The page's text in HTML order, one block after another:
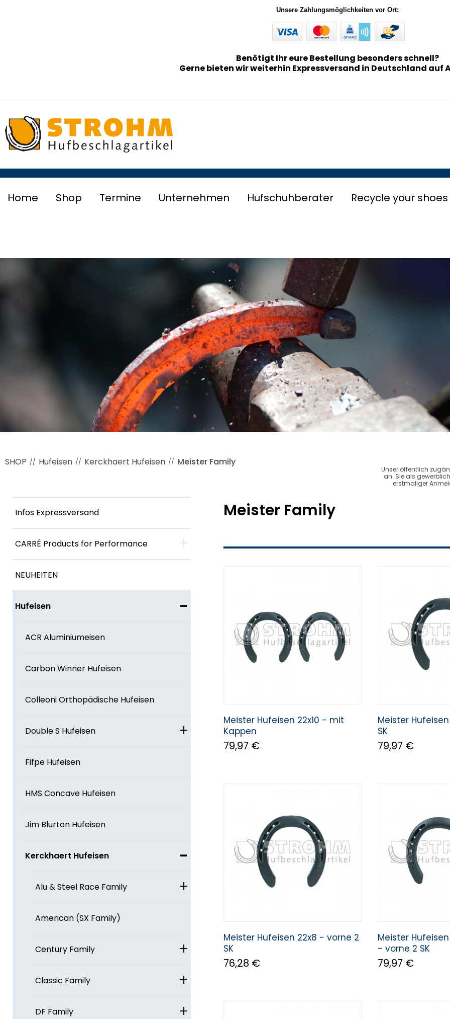
Unsere Zahlungsmöglichkeiten vor Ort:
Benötigt Ihr eure Bestellung besonders schnell?
Gerne bieten wir weiterhin Expressversand in Deutschland auf
Home Shop Termine Unternehmen Hufschuhberater Recycle your shoes
SHOP // Hufeisen // Kerckhaert Hufeisen // Meister Family
Unser öffentlich
an. Sie als
erstmaliger
Infos Expressversand
CARRÉ Products for Performance +
NEUHEITEN
Hufeisen -
ACR Aluminiumeisen
Carbon Winner Hufeisen
Colleoni Orthopädische Hufeisen
Double S Hufeisen +
Fifpe Hufeisen
HMS Concave Hufeisen
Jim Blurton Hufeisen
Kerckhaert Hufeisen -
Alu & Steel Race Family +
American (SX Family)
Century Family +
Classic Family +
DF Family +
Meister Family
Meister Hufeisen 22x10 - mit
Kappen
79,97 €
Meister
SK
79,97 €
Meister Hufeisen 22x8 - vorne 2
SK
76,28 €
Meister
- vorne 2 SK
79,97 €